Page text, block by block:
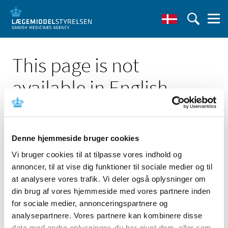
Denne hjemmeside bruger cookies
Vi bruger cookies til at tilpasse vores indhold og
annoncer, til at vise dig funktioner til sociale medier og til
at analysere vores trafik. Vi deler også oplysninger om
din brug af vores hjemmeside med vores partnere inden
for sociale medier, annonceringspartnere og
analysepartnere. Vores partnere kan kombinere disse
This page is not
available in English
Click here to see the Danish page 'Beacon Tip
Angiographic Catheters'
Go to English frontpage